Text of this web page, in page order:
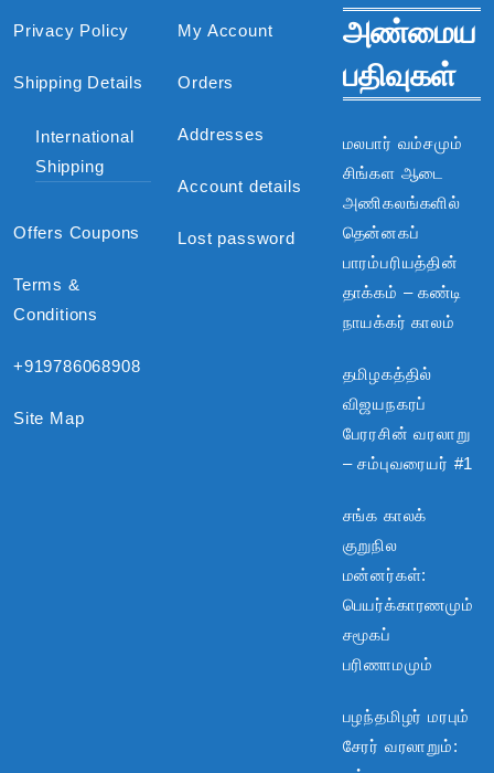
Privacy Policy
Shipping Details
International
Shipping
Offers Coupons
Terms &
Conditions
+919786068908
Site Map
My Account
Orders
Addresses
Account details
Lost password
அண்மைய
பதிவுகள்
மலபார் வம்சமும்
சிங்கள ஆடை
அணிகலங்களில்
தென்னகப்
பாரம்பரியத்தின்
தாக்கம் – கண்டி
நாயக்கர் காலம்
தமிழகத்தில்
விஜயநகரப்
பேரரசின் வரலாறு
– சம்புவரையர் #1
சங்க காலக்
குறுநில
மன்னர்கள்:
பெயர்க்காரணமும்
சமூகப்
பரிணாமமும்
பழந்தமிழர் மரபும்
சேரர் வரலாறும்: